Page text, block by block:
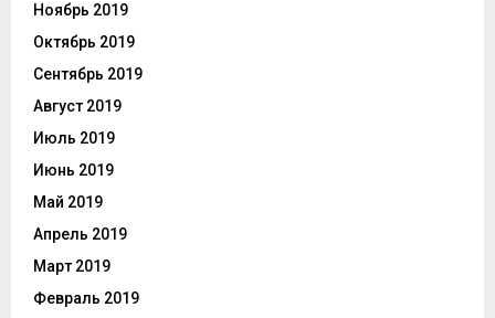
Ноябрь 2019
Октябрь 2019
Сентябрь 2019
Август 2019
Июль 2019
Июнь 2019
Май 2019
Апрель 2019
Март 2019
Февраль 2019